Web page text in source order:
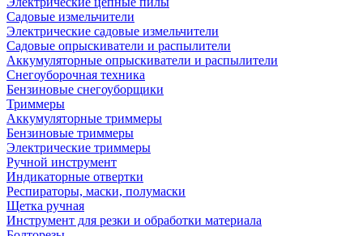
Садовые измельчители
Электрические садовые измельчители
Садовые опрыскиватели и распылители
Аккумуляторные опрыскиватели и распылители
Снегоуборочная техника
Бензиновые снегоуборщики
Триммеры
Аккумуляторные триммеры
Бензиновые триммеры
Электрические триммеры
Ручной инструмент
Индикаторные отвертки
Респираторы, маски, полумаски
Щетка ручная
Инструмент для резки и обработки материала